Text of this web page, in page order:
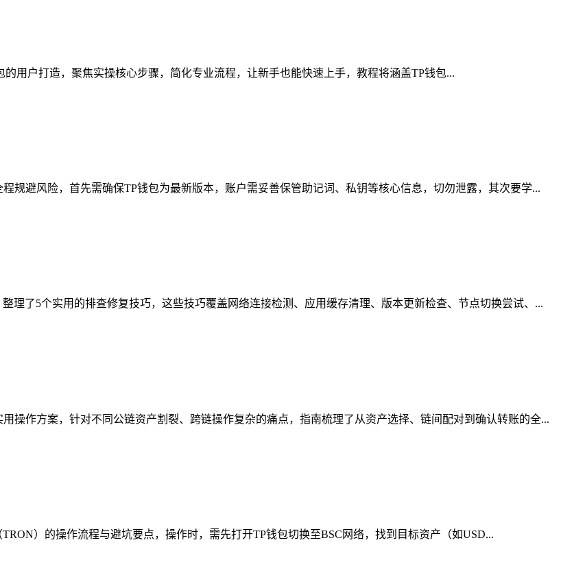
用户打造，聚焦实操核心步骤，简化专业流程，让新手也能快速上手，教程将涵盖TP钱包...
规避风险，首先需确保TP钱包为最新版本，账户需妥善保管助记词、私钥等核心信息，切勿泄露，其次要学...
理了5个实用的排查修复技巧，这些技巧覆盖网络连接检测、应用缓存清理、版本更新检查、节点切换尝试、...
操作方案，针对不同公链资产割裂、跨链操作复杂的痛点，指南梳理了从资产选择、链间配对到确认转账的全...
）的操作流程与避坑要点，操作时，需先打开TP钱包切换至BSC网络，找到目标资产（如USD...